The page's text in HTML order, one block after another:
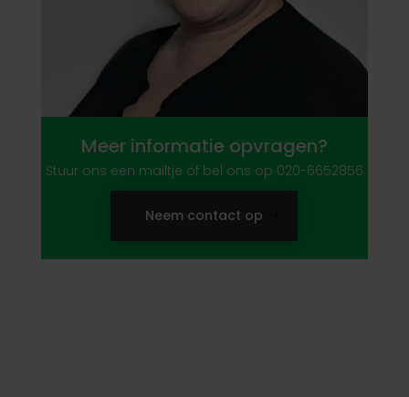
Meer informatie opvragen?
Stuur ons een mailtje of bel ons op 020-6652856
Neem contact op